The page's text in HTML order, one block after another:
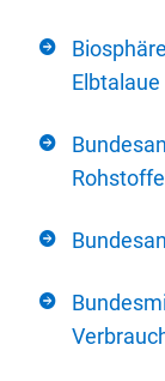
Elbtalaue
Rohstoffe